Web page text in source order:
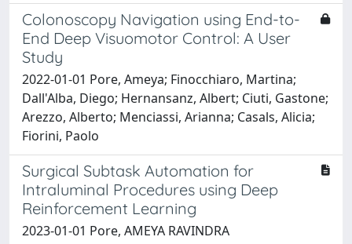
Colonoscopy Navigation using End-to-
End Deep Visuomotor Control: A User
Study
2022-01-01 Pore, Ameya; Finocchiaro, Martina;
Dall'Alba, Diego; Hernansanz, Albert; Ciuti, Gastone;
Arezzo, Alberto; Menciassi, Arianna; Casals, Alicia;
Fiorini, Paolo
Surgical Subtask Automation for
Intraluminal Procedures using Deep
Reinforcement Learning
2023-01-01 Pore, AMEYA RAVINDRA